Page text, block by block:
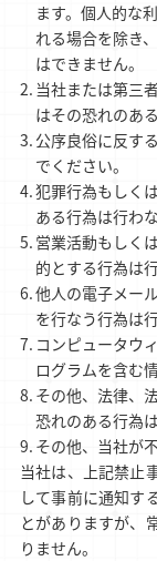
ます。個人的な
れる場合を除き
はできません。
当社または第三
はその恐れのあ
公序良俗に反す
でください。
犯罪行為もしく
ある行為は行わ
営業活動もしく
的とする行為は
他人の電子メー
を行なう行為は
コンピュータウ
ログラムを含む
その他、法律、
恐れのある行為
その他、当社が
当社は、上記禁止
して事前に通知す
とがありますが、
りません。